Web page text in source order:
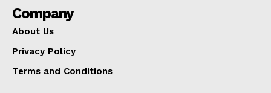
Company
About Us
Privacy Policy
Terms and Conditions